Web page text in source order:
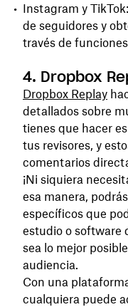
Instagram y
de seguidores y
través de
4. Dropbox
Dropbox Replay
detallados sobre
tienes que hacer es
tus revisores, y
comentarios
¡Ni siquiera
esa manera,
específicos que
estudio o software
sea lo mejor
audiencia.
Con una
cualquiera puede